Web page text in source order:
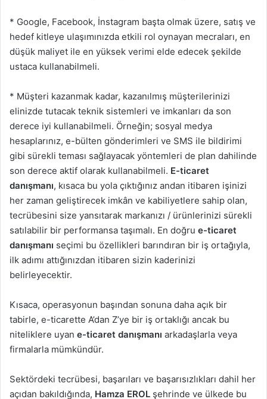
* Google, Facebook, İnstagram başta olmak üzere, satış ve
hedef kitleye ulaşımınızda etkili rol oynayan mecraları, en
düşük maliyet ile en yüksek verimi elde edecek şekilde
ustaca kullanabilmeli.
* Müşteri kazanmak kadar, kazanılmış müşterilerinizi
elinizde tutacak teknik sistemleri ve imkanları da son
derece iyi kullanabilmeli. Örneğin; sosyal medya
hesaplarınız, e-bülten gönderimleri ve SMS ile bildirimi
gibi sürekli teması sağlayacak yöntemleri de plan dahilinde
son derece aktif olarak kullanabilmeli. E-ticaret
danışmanı, kısaca bu yola çıktığınız andan itibaren işinizi
her zaman geliştirecek imkân ve kabiliyetlere sahip olan,
tecrübesini size yansıtarak markanızı / ürünlerinizi sürekli
satılabilir bir performansa taşımalı. En doğru e-ticaret
danışmanı seçimi bu özellikleri barındıran bir iş ortağıyla,
ilk adımı attığınızdan itibaren sizin kaderinizi
belirleyecektir.
Kısaca, operasyonun başından sonuna daha açık bir
tabirle, e-ticarette A’dan Z’ye bir iş ortaklığı ancak bu
niteliklere uyan e-ticaret danışmanı arkadaşlarla veya
firmalarla mümkündür.
Sektördeki tecrübesi, başarıları ve başarısızlıkları dahil her
açıdan bakıldığında, Hamza EROL şehrinde ve ülkede bu